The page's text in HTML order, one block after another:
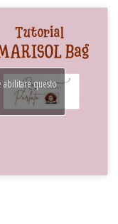
abilitare questo